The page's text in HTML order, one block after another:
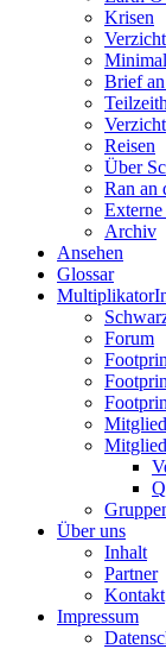
Krisen
Brief
Verzicht
Reisen
Über
Ran an
Archiv
Ansehen
Glossar
Forum
Über uns
Inhalt
Partner
Kontakt
Impressum